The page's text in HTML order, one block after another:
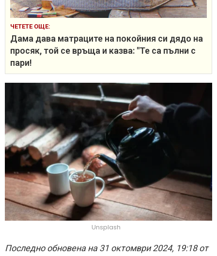
ЧЕТЕТЕ ОЩЕ:
Дама дава матраците на покойния си дядо на
просяк, той се връща и казва: "Те са пълни с
пари!
Unsplash
Последно обновена на 31 октомври 2024, 19:18 от